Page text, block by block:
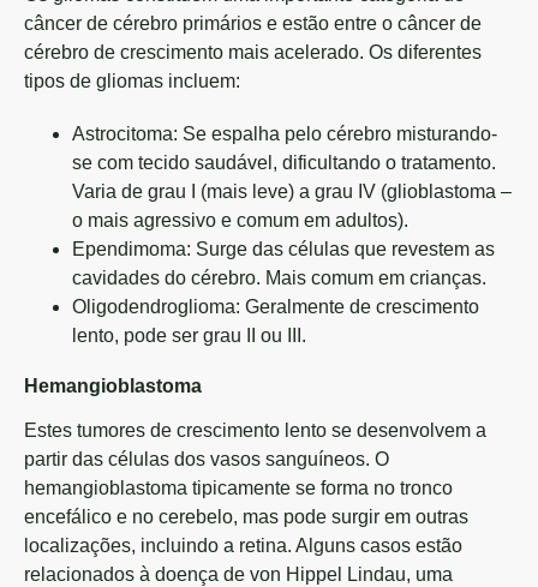
câncer de cérebro primários e estão entre o câncer de
cérebro de crescimento mais acelerado. Os diferentes
tipos de gliomas incluem:
Astrocitoma: Se espalha pelo cérebro misturando-
se com tecido saudável, dificultando o tratamento.
Varia de grau I (mais leve) a grau IV (glioblastoma –
o mais agressivo e comum em adultos).
Ependimoma: Surge das células que revestem as
cavidades do cérebro. Mais comum em crianças.
Oligodendroglioma: Geralmente de crescimento
lento, pode ser grau II ou III.
Hemangioblastoma
Estes tumores de crescimento lento se desenvolvem a
partir das células dos vasos sanguíneos. O
hemangioblastoma tipicamente se forma no tronco
encefálico e no cerebelo, mas pode surgir em outras
localizações, incluindo a retina. Alguns casos estão
relacionados à doença de von Hippel Lindau, uma